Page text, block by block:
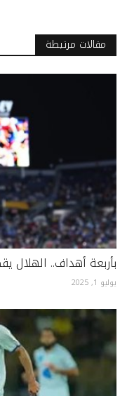
مقالات مرتبطة
بأربعة أهداف.. الهلال
يوليو 1, 2025